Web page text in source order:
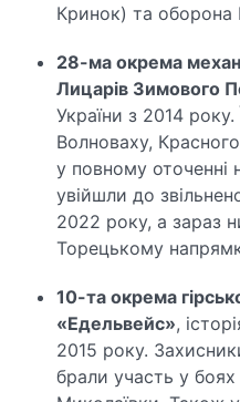
Кринок) та оборона
28-ма окрема
Лицарів Зимового
України з 2014 року.
Волноваху,
у повному
увійшли до
2022 року, а зараз
Торецькому
10-та окрема
«Едельвейс»,
2015 року.
брали участь у боях